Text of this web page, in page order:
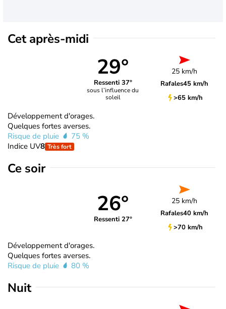
Cet après-midi
29°
Ressenti 37°
sous l’influence du
soleil
25 km/h
Rafales45 km/h
>65 km/h
Développement d'orages.
Quelques fortes averses.
Risque de pluie
75 %
Indice UV8 Très fort
Ce soir
26°
Ressenti 27°
25 km/h
Rafales40 km/h
>70 km/h
Développement d'orages.
Quelques fortes averses.
Risque de pluie
80 %
Nuit